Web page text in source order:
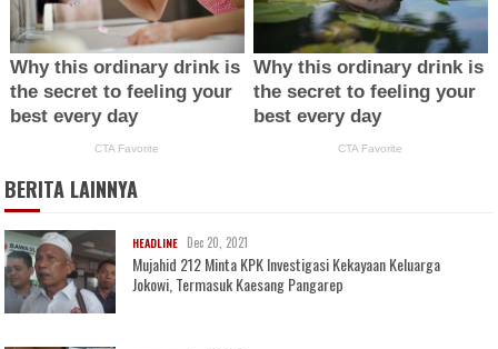
BERITA LAINNYA
HEADLINE Dec 20, 2021
Mujahid 212 Minta KPK Investigasi Kekayaan Keluarga
Jokowi, Termasuk Kaesang Pangarep